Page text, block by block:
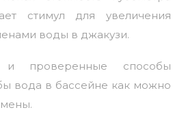
стимул для увеличения
воды в джакузи.
проверенные способы
вода в бассейне как можно